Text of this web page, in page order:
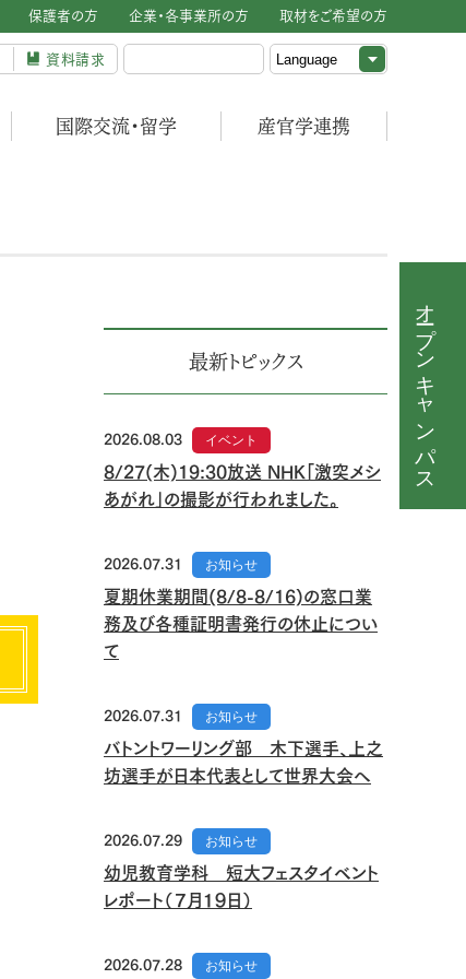
保護者の方 企業・各事業所の方 取材をご希望の方
国際交流・留学 産官学連携
資料請求
オープンキャンパス
最新トピックス
2026.08.03 イベント
8/27(木)19:30放送 NHK「激突メシ
あがれ」の撮影が行われました。
2026.07.31 お知らせ
夏期休業期間(8/8-8/16)の窓口業
務及び各種証明書発行の休止につい
て
2026.07.31 お知らせ
バトントワーリング部 木下選手、上之
坊選手が日本代表として世界大会へ
2026.07.29 お知らせ
幼児教育学科 短大フェスタイベント
レポート（７月１９日）
2026.07.28 お知らせ